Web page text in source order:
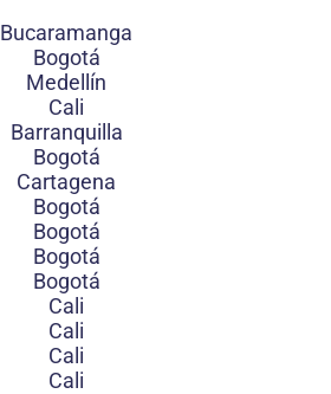
Bucaramanga
Bogotá
Medellín
Cali
Barranquilla
Bogotá
Cartagena
Bogotá
Bogotá
Bogotá
Bogotá
Cali
Cali
Cali
Cali